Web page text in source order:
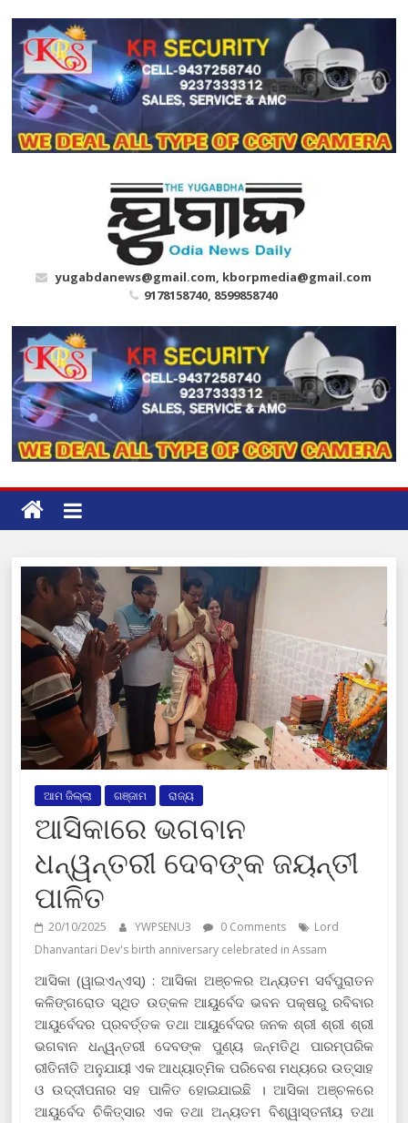
content
yugabdanews@gmail.com, kborpmedia@gmail.com
9178158740, 8599858740
ଆମ ଜିଲ୍ଲା ଗଞ୍ଜାମ ରାଜ୍ୟ
ଆସିକାରେ ଭଗବାନ
ଧନ୍ୱନ୍ତରୀ ଦେବଙ୍କ ଜୟନ୍ତୀ
ପାଳିତ
20/10/2025 YWPSENU3 0 Comments
Lord
Dhanvantari Dev's birth anniversary celebrated in Assam
ଆସିକା (ୱାଇଏନ୍‍ଏସ୍‍) : ଆସିକା ଅଞ୍ଚଳର ଅନ୍ୟତମ ସର୍ବପୁରାତନ
କଳିଙ୍ଗରୋଡ ସ୍ଥିତ ଉତ୍କଳ ଆୟୁର୍ବେଦ ଭବନ ପକ୍ଷରୁ ରବିବାର
ଆୟୁର୍ବେଦର ପ୍ରବର୍ତ୍ତକ ତଥା ଆୟୁର୍ବେଦର ଜନକ ଶ୍ରୀ ଶ୍ରୀ ଶ୍ରୀ
ଭଗବାନ ଧନ୍ୱନ୍ତରୀ ଦେବଙ୍କ ପୁଣ୍ୟ ଜନ୍ମତିଥି ପାରମ୍ପରିକ
ରୀତିନୀତି ଅନୁଯାୟୀ ଏକ ଆଧ୍ୟାତ୍ମିକ ପରିବେଶ ମଧ୍ୟରେ ଉତ୍ସାହ
ଓ ଉଦ୍ଦୀପନାର ସହ ପାଳିତ ହୋଇଯାଇଛି । ଆସିକା ଅଞ୍ଚଳରେ
ଆୟୁର୍ବେଦ ଚିକିତ୍ସାର ଏକ ତଥା ଅନ୍ୟତମ ବିଶ୍ୱାସ୍ତନୀୟ ତଥା